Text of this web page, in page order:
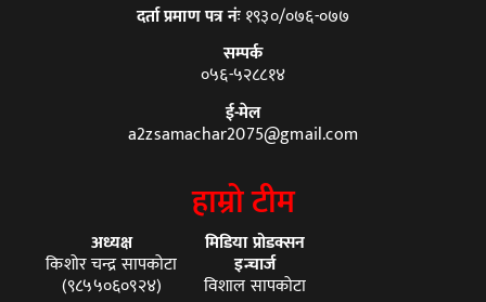
दर्ता प्रमाण पत्र नंः१९३०/०७६-०७७
सम्पर्क
०५६-५२८८१४
ई-मेल
a2zsamachar2075@gmail.com
हाम्रो टीम
अध्यक्ष
किशोर चन्द्र सापकोटा
(९८५५०६०९२४)
मिडिया प्रोडक्सन
इन्चार्ज
विशाल सापकोटा